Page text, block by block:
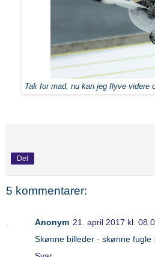
Tak for mad, nu kan jeg flyve videre
Del
5 kommentarer:
Anonym 21. april 2017 kl.
Skønne billeder - skønne fugle